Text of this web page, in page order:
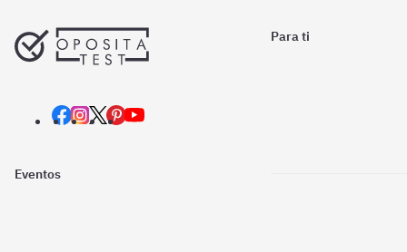
Para ti
Eventos